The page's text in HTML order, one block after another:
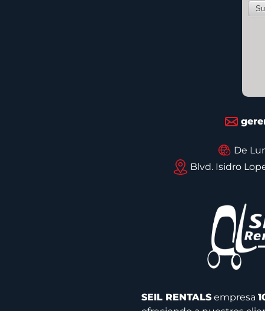
De
Blvd. Isidro
SEIL RENTALSempresa